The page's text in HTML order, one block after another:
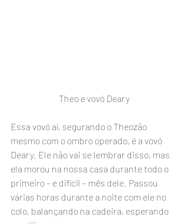
Theo e vovó Deary
Essa vovó aí, segurando o Theozão
mesmo com o ombro operado, é a vovó
Deary. Ele não vai se lembrar disso, mas
ela morou na nossa casa durante todo o
primeiro – e difícil – mês dele. Passou
várias horas durante a noite com ele no
colo, balançando na cadeira, esperando